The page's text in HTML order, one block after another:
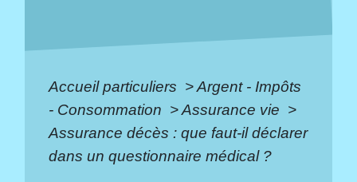
Accueil particuliers >Argent - Impôts
- Consommation >Assurance vie >
Assurance décès : que faut-il déclarer
dans un questionnaire médical ?